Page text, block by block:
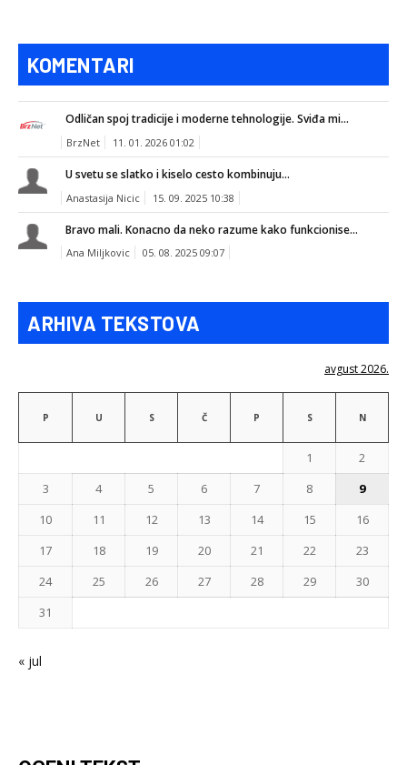
KOMENTARI
Odličan spoj tradicije i moderne tehnologije. Sviđa mi...
BrzNet 11. 01. 2026 01:02
U svetu se slatko i kiselo cesto kombinuju...
Anastasija Nicic 15. 09. 2025 10:38
Bravo mali. Konacno da neko razume kako funkcionise...
Ana Miljkovic 05. 08. 2025 09:07
ARHIVA TEKSTOVA
avgust 2026.
P U S Č P S N
1
2
3
4 5 6 7 8
9
10
11 12 13 14 15
16
17
18 19 20 21 22
23
24
25 26 27 28 29
30
31
« jul